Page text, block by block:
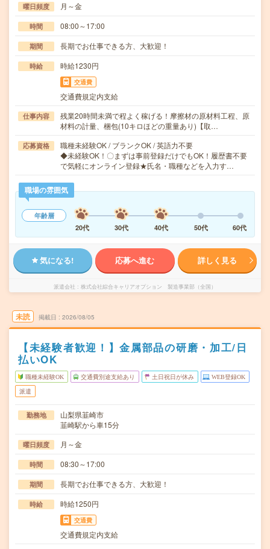
曜日頻度 月～金
時間 08:00～17:00
期間 長期でお仕事できる方、大歓迎！
時給 時給1230円
交通費
交通費規定内支給
仕事内容
残業20時間未満で程よく稼げる！摩擦材の原材料工程、原
材料の計量、梱包(10キロほどの重量あり)【取…
応募資格
職種未経験OK / ブランクOK / 英語力不要
◆未経験OK！〇まずは事前登録だけでもOK！履歴書不要
で気軽にオンライン登録★氏名・職種などを入力す…
職場の雰囲気
年齢層
20代
30代 40代 50代 60代
気になる! 応募へ進む 詳しく見る
派遣会社 株式会社綜合キャリアオプション 製造事業部（全国）
未読 掲載日 2026/08/05
【未経験者歓迎！】金属部品の研磨・加工/日
払いOK
職種未経験OK 交通費別途支給あり 土日祝日が休み WEB登録OK
派遣
勤務地
山梨県韮崎市
韮崎駅から車15分
曜日頻度 月～金
時間 08:30～17:00
期間 長期でお仕事できる方、大歓迎！
時給 時給1250円
交通費
交通費規定内支給